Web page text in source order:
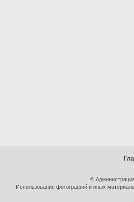
©
Использование фотографий и иных